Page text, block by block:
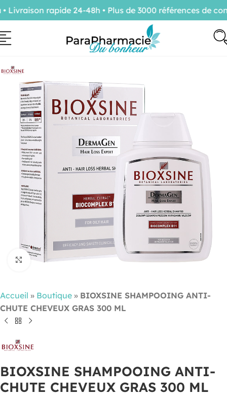
Cliquez pour agrandir
Accueil » Boutique » BIOXSINE SHAMPOOING ANTI-
CHUTE CHEVEUX GRAS 300 ML
BIOXSINE SHAMPOOING ANTI-
CHUTE CHEVEUX GRAS 300 ML
rapide 24-48h • Plus de 3000 références de